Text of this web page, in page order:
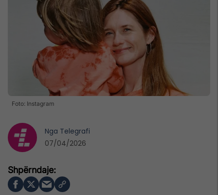
Foto: Instagram
Nga Telegrafi
07/04/2026